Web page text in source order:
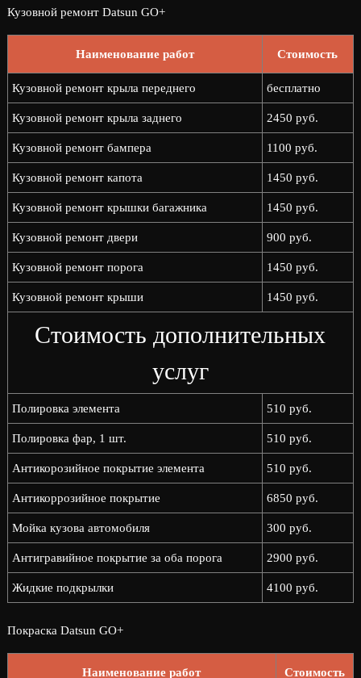
Кузовной ремонт Datsun GO+
Наименование работ Стоимость
Кузовной ремонт крыла переднего бесплатно
Кузовной ремонт крыла заднего 2450 руб.
Кузовной ремонт бампера 1100 руб.
Кузовной ремонт капота 1450 руб.
Кузовной ремонт крышки багажника 1450 руб.
Кузовной ремонт двери 900 руб.
Кузовной ремонт порога 1450 руб.
Кузовной ремонт крыши 1450 руб.
Стоимость дополнительных
услуг
Полировка элемента 510 руб.
Полировка фар, 1 шт. 510 руб.
Антикорозийное покрытие элемента 510 руб.
Антикоррозийное покрытие 6850 руб.
Мойка кузова автомобиля 300 руб.
Антигравийное покрытие за оба порога 2900 руб.
Жидкие подкрылки 4100 руб.
Покраска Datsun GO+
Наименование работ Стоимость